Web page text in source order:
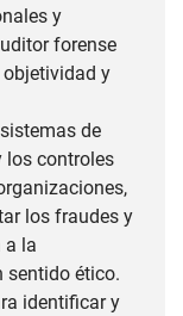
y
forense
y
de
los controles
los fraudes y
a la
sentido ético.
identificar y